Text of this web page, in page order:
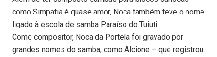
como Simpatia é quase amor, Noca também teve o nome
ligado à escola de samba Paraíso do Tuiuti.
Como compositor, Noca da Portela foi gravado por
grandes nomes do samba, como Alcione – que registrou